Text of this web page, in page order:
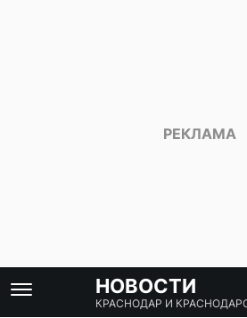
НОВОСТИ
КРАСНОДАР И